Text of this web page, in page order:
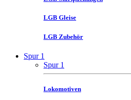
LGB Gleise
LGB Zubehör
Spur 1
Spur 1
Lokomotiven